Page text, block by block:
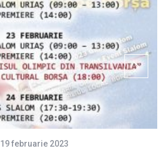
19 februarie 2023